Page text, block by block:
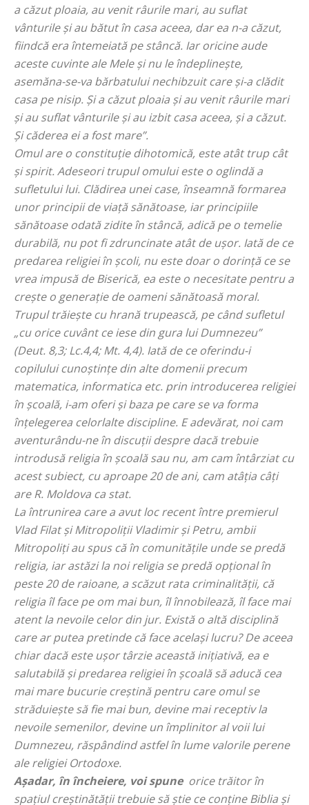
a căzut ploaia, au venit râurile mari, au suflat
vânturile şi au bătut în casa aceea, dar ea n-a căzut,
fiindcă era întemeiată pe stâncă. Iar oricine aude
aceste cuvinte ale Mele şi nu le îndeplineşte,
asemăna-se-va bărbatului nechibzuit care şi-a clădit
casa pe nisip. Şi a căzut ploaia şi au venit râurile mari
şi au suflat vânturile şi au izbit casa aceea, şi a căzut.
Şi căderea ei a fost mare”.
Omul are o constituție dihotomică, este atât trup cât
și spirit. Adeseori trupul omului este o oglindă a
sufletului lui. Clădirea unei case, înseamnă formarea
unor principii de viață sănătoase, iar principiile
sănătoase odată zidite în stâncă, adică pe o temelie
durabilă, nu pot fi zdruncinate atât de ușor. Iată de ce
predarea religiei în școli, nu este doar o dorință ce se
vrea impusă de Biserică, ea este o necesitate pentru a
crește o generație de oameni sănătoasă moral.
Trupul trăiește cu hrană trupească, pe când sufletul
„cu orice cuvânt ce iese din gura lui Dumnezeu”
(Deut. 8,3; Lc.4,4; Mt. 4,4). Iată de ce oferindu-i
copilului cunoștințe din alte domenii precum
matematica, informatica etc. prin introducerea religiei
în școală, i-am oferi și baza pe care se va forma
înțelegerea celorlalte discipline. E adevărat, noi cam
aventurându-ne în discuții despre dacă trebuie
introdusă religia în școală sau nu, am cam întârziat cu
acest subiect, cu aproape 20 de ani, cam atâția câți
are R. Moldova ca stat.
La întrunirea care a avut loc recent între premierul
Vlad Filat și Mitropoliții Vladimir și Petru, ambii
Mitropoliți au spus că în comunitățile unde se predă
religia, iar astăzi la noi religia se predă opțional în
peste 20 de raioane, a scăzut rata criminalității, că
religia îl face pe om mai bun, îl înnobilează, îl face mai
atent la nevoile celor din jur. Există o altă disciplină
care ar putea pretinde că face același lucru? De aceea
chiar dacă este ușor târzie această inițiativă, ea e
salutabilă și predarea religiei în școală să aducă cea
mai mare bucurie creștină pentru care omul se
străduiește să fie mai bun, devine mai receptiv la
nevoile semenilor, devine un împlinitor al voii lui
Dumnezeu, răspândind astfel în lume valorile perene
ale religiei Ortodoxe.
Așadar, în încheiere, voi spune orice trăitor în
spaţiul creştinătăţii trebuie să ştie ce conţine Biblia și